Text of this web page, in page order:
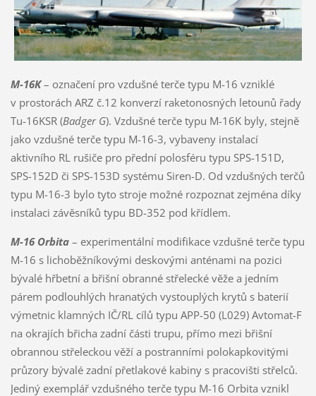
M-16K– označení pro vzdušné terče typu M-16 vzniklé
v prostorách ARZ č.12 konverzí raketonosných letounů řady
Tu-16KSR (Badger G). Vzdušné terče typu M-16K byly, stejně
jako vzdušné terče typu M-16-3, vybaveny instalací
aktivního RL rušiče pro přední polosféru typu SPS-151D,
SPS-152D či SPS-153D systému Siren-D. Od vzdušných terčů
typu M-16-3 bylo tyto stroje možné rozpoznat zejména díky
instalaci závěsníků typu BD-352 pod křídlem.
M-16 Orbita– experimentální modifikace vzdušné terče typu
M-16 s lichoběžníkovými deskovými anténami na pozici
bývalé hřbetní a břišní obranné střelecké věže a jedním
párem podlouhlých hranatých vystouplých krytů s baterií
výmetnic klamných IČ/RL cílů typu APP-50 (L029) Avtomat-F
na okrajích břicha zadní části trupu, přímo mezi břišní
obrannou střeleckou věží a postranními polokapkovitými
průzory bývalé zadní přetlakové kabiny s pracovišti střelců.
Jediný exemplář vzdušného terče typu M-16 Orbita vznikl